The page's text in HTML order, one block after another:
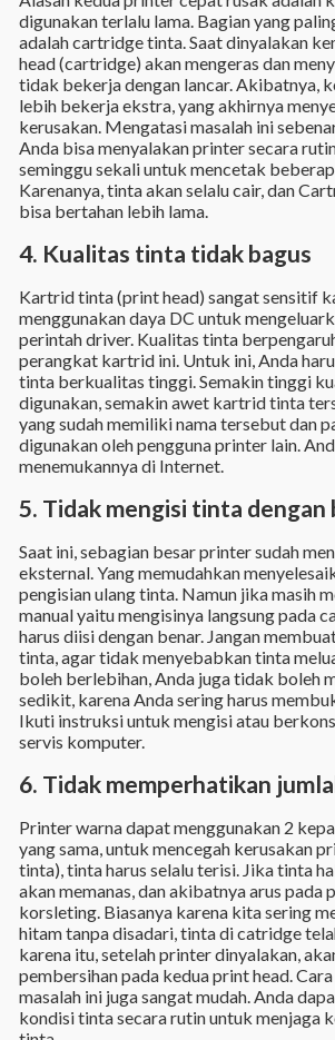
digunakan terlalu lama. Bagian yang
adalah cartridge tinta. Saat dinyalakan
head (cartridge) akan mengeras dan
tidak bekerja dengan lancar. Akibatnya,
lebih bekerja ekstra, yang akhirnya
kerusakan. Mengatasi masalah ini
Anda bisa menyalakan printer secara
seminggu sekali untuk mencetak
Karenanya, tinta akan selalu cair, dan
bisa bertahan lebih lama.
4. Kualitas tinta tidak bagus
Kartrid tinta (print head) sangat sensitif
menggunakan daya DC untuk
perintah driver. Kualitas tinta
perangkat kartrid ini. Untuk ini, Anda
tinta berkualitas tinggi. Semakin tinggi
digunakan, semakin awet kartrid tinta
yang sudah memiliki nama tersebut dan
digunakan oleh pengguna printer lain.
menemukannya di Internet.
5. Tidak mengisi tinta dengan
Saat ini, sebagian besar printer sudah
eksternal. Yang memudahkan
pengisian ulang tinta. Namun jika masih
manual yaitu mengisinya langsung pada
harus diisi dengan benar. Jangan
tinta, agar tidak menyebabkan tinta
boleh berlebihan, Anda juga tidak boleh
sedikit, karena Anda sering harus
Ikuti instruksi untuk mengisi atau
servis komputer.
6. Tidak memperhatikan
Printer warna dapat menggunakan 2
yang sama, untuk mencegah kerusakan
tinta), tinta harus selalu terisi. Jika tinta
akan memanas, dan akibatnya arus pada
korsleting. Biasanya karena kita sering
hitam tanpa disadari, tinta di catridge
karena itu, setelah printer dinyalakan,
pembersihan pada kedua print head.
masalah ini juga sangat mudah. Anda
kondisi tinta secara rutin untuk menjaga